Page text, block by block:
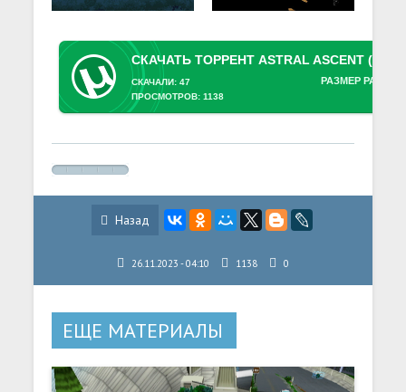
РАЗМЕР
СКАЧАЛИ: 47
ПРОСМОТРОВ: 1138
Назад
26.11.2023 - 04:10 1138 0
ЕЩЕ МАТЕРИАЛЫ